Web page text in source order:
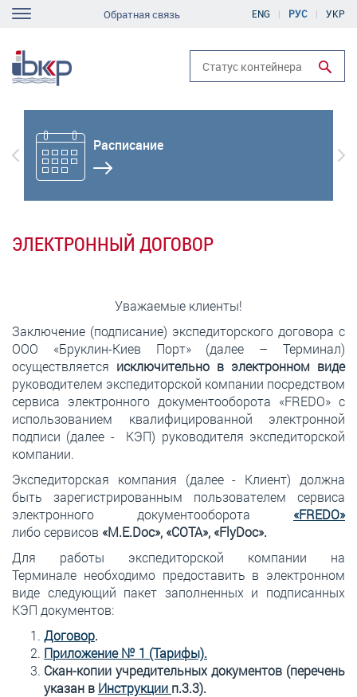
Перейти
содержанию
ENG РУС УКР
Обратная связь
Run search
Расписание
Previous
ЭЛЕКТРОННЫЙ ДОГОВОР
Уважаемые клиенты!
Заключение (подписание) экспедиторского договора с
ООО «Бруклин-Киев Порт» (далее – Терминал)
осуществляется исключительно в электронном виде
руководителем экспедиторской компании посредством
сервиса электронного документооборота «FREDO» с
использованием квалифицированной электронной
подписи (далее - КЭП) руководителя экспедиторской
компании.
Экспедиторская компания (далее - Клиент) должна
быть зарегистрированным пользователем сервиса
электронного документооборота «FREDO»
либо сервисов «M.E.Doc», «СОТА», «FlyDoc».
Для работы экспедиторской компании на
Терминале необходимо предоставить в электронном
виде следующий пакет заполненных и подписанных
КЭП документов:
Договор.
Приложение № 1 (Тарифы).
Скан-копии учредительных документов (перечень
указан в Инструкции п.3.3).